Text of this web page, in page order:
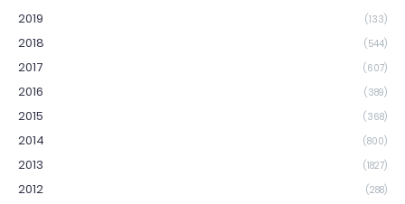
2019 (133)
2018 (544)
2017 (607)
2016 (389)
2015 (368)
2014 (800)
2013 (1827)
2012 (288)